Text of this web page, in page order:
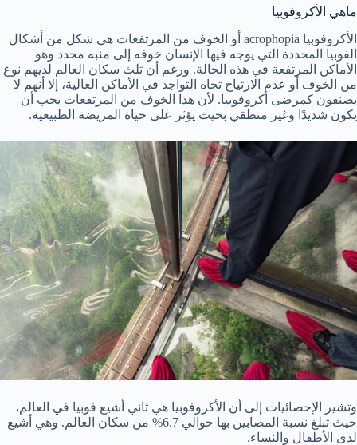
ماهي الأكروفوبيا
الأكروفوبيا acrophopia أو الخوف من المرتفعات هي شكل من أشكال
الفوبيا المحددة التي يوجه فيها الإنسان خوفه إلى منبه محدد وهو
الأماكن المرتفعة في هذه الحالة. ورغم أن ثلث سكان العالم لديهم نوع
من الخوف أو عدم الارتياح تجاه التواجد في الأماكن العالية، إلا أنهم لا
يصنفون كمرضى أكروفوبيا. لأن هذا الخوف من المرتفعات يجب أن
يكون شديدًا وغير منطقي بحيث يؤثر على حياة المريضة الطبيعية.
وتشير الإحصائيات إلى أن الأكروفوبيا هي ثاني أشيع فوبيا في العالم،
حيث تبلغ نسبة المصابين بها حوالي 6.7% من سكان العالم. وهي أشيع
لدى الأطفال والنساء.